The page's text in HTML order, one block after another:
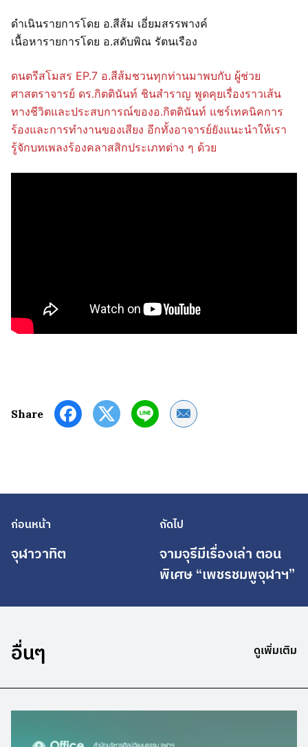
ดำเนินรายการโดย อ.สีส้ม เอี่ยมสรรพางค์
เนื้อหารายการโดย อ.สดับพิณ รัตนเรือง
ดนตรีสโมสร EP.7 อ.สีส้มชวนทุกท่านมาพบกับ ผู้ช่วย
ศาสตราจารย์ ดร.กิตตินันท์ ชินสำราญ พูดคุยเรื่องราวเส้น
ทางชีวิตและประสบการณ์ของอ.กิตตินันท์ แชร์เทคนิคการ
ร้องและการทำงานของเสียง อีกทั้งอาจารย์ยังแนะนำให้เรา
รู้จักบทเพลงร้องคลาสสิกประเภทต่าง ๆ ด้วย
Share Share by Email
ก่อนหน้า
จุฬาวาทิต
ถัดไป
จามจุรีมีเรื่องเล่า ตอน
พิเศษ “เพชรชมพูจุฬาฯ”
อื่นๆ ดูเพิ่มเติม